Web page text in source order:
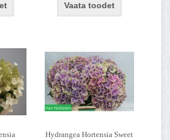
Vaata toodet
Hydrangea Hortensia Sweet